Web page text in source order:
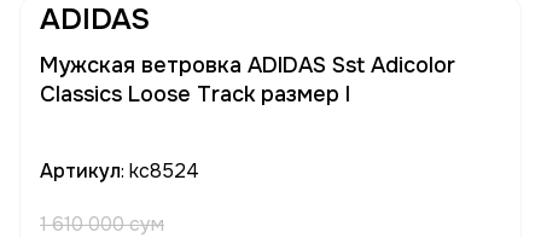
ADIDAS
Мужская ветровка ADIDAS Sst Adicolor
Classics Loose Track размер l
Артикул: kc8524
1 610 000 сум